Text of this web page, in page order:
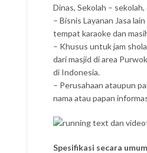
Dinas, Sekolah –
– Bisnis Layanan Jasa
tempat karaoke dan
– Khusus untuk jam
dari masjid di area
di Indonesia.
– Perusahaan ataupun
nama atau papan
Spesifikasi secara